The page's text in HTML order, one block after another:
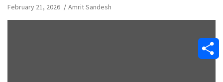
February 21, 2026 Amrit Sandesh